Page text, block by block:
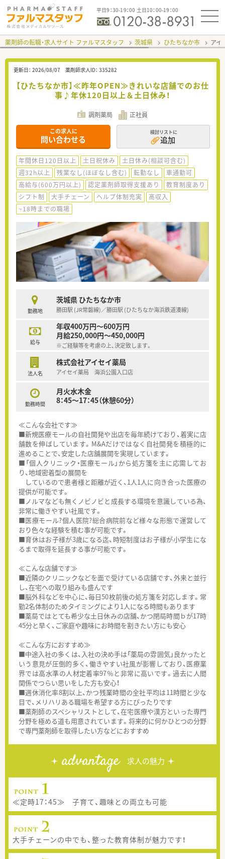
平日9：30-19：00 土日10：00-19：00
薬剤師の転職・求人サイト ファルマスタッフ 茨城県 ひたちなか市 アイ
更新日： 2026/08/07 薬剤師求人ID： 335282
【ひたちなか市】≪昨年OPEN≫きれいな店舗でのお仕
事♪年休120日以上＆土日休み！
調剤薬局 正社員
この求人に
問い合わせる
検討リストに
追加
年間休日120日以上 土日祝休み
土日休み(相談可含む)
週32h以上
残業なし(ほぼなし含む) 転勤なし
車通勤可
高給与(600万円以上)
認定薬剤師取得支援あり
教育制度あり
シフト制
大手チェーン ヘルプ体制充実
高収入
~18時までの職場
勤務地
茨城県 ひたちなか市
勝田駅 (JR常磐線)／勝田駅 (ひたちなか海浜鉄道湊線)
給与
年収400万円～600万円
月給250,000円～450,000円
※ご経験等を考慮の上、決定致します。
法人名
株式会社アイセイ薬局
アイセイ薬局 海浜公園入口店
勤務時間
月火水木金
8：45～17：45（休憩60分）
≪こんな会社です≫
■新規医療モールの自社開発や出店を毎年続けており、着実に店
舗数を伸ばしています。M&Aだけではなく自社開発を積極的に
進めることで、安定した店舗展開を実現しています。
■「個人クリニック・医療モール」から処方箋を主に応需してお
り、地域密着型の展開を
しているので患者様と距離が近く、1人1人に向き合った医療の
提供が可能です。
■ノルマなども無くノビノビと成長する環境を意識している為、
非常に働きやすい社風です。
■医療モール?個人医院?総合病院前など様々な形態で運営して
おり色々な経験を積む事が可能です。
■育休はお子様が3歳になる迄、時短制度はお子様が小学生にな
るまで取得を延長する事が可能です。
≪こんな店舗です≫
■近隣のクリニックなどを面で受けている店舗です、外来と並行
し、在宅への取り組みも盛んです
■脳外科などを中心に、毎日50枚前後の処方箋を対応します。常
勤2名体制のためタイミングにより1人になる時間もあります
■薬局ではとても希少な土日休みの店舗、かつ閉局時間ｂが17時
45分と早く、ご家庭や趣味にお時間を割きたい方にも安心
≪こんな方におすすめ≫
■中途入社の多くは、入社の決め手は「薬局の雰囲気」良かったと
いう意見が圧倒的多く、働きやすい社風が影響しており、医療業
界では高水準の人材定着率97％と非常に高いです。過去に人間
関係でつらい思いをした方も安心！
■週休消化率8割以上、かつ残業時間の全社平均は11時間と少な
目で、メリハリある職場を希望する方にぴったりです
■薬剤師のスペシャリストとして、在宅医療や漢方といった専門
分野を極める道も用意されています。将来的に何かひとつの分野
で専門薬剤師を取得したい方などにおすすめ
advantage 求人の魅力
≪定時17：45≫ 子育て、趣味との両立も可能
大手チェーンの中でも、整った教育体制が魅力です！